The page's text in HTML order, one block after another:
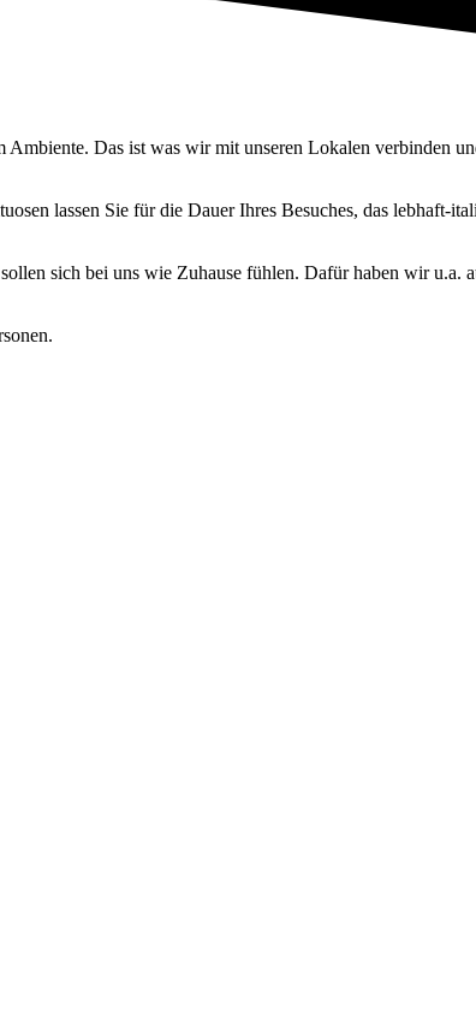
Das ist was wir mit unseren Lokalen verbinden
lassen Sie für die Dauer Ihres Besuches, das lebhaft-
sich bei uns wie Zuhause fühlen. Dafür haben wir u.a.